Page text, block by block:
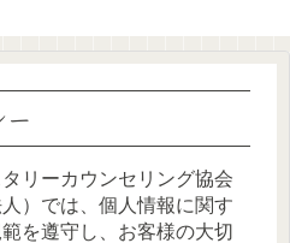
リーカウンセリング協会
）では、個人情報に関す
を遵守し、お客様の大切